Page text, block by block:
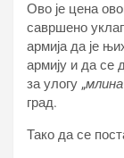
Ово је цена
савршено
армија да је
армију и да се
за улогу „
град.
Тако да се